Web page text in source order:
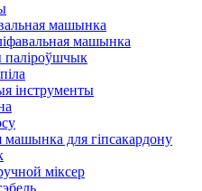
машынка
машынка
паліроўшчык
інструменты
машынка для гіпсакардону
міксер